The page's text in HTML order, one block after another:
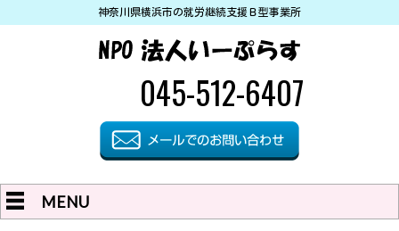
神奈川県横浜市の就労継続支援Ｂ型事業所
045-512-6407
MENU